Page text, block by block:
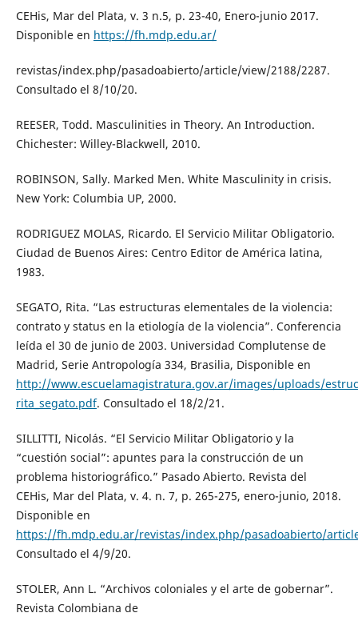
CEHis, Mar del Plata, v. 3 n.5, p. 23-40, Enero-junio 2017.
Disponible en https://fh.mdp.edu.ar/
revistas/index.php/pasadoabierto/article/view/2188/2287.
Consultado el 8/10/20.
REESER, Todd. Masculinities in Theory. An Introduction.
Chichester: Willey-Blackwell, 2010.
ROBINSON, Sally. Marked Men. White Masculinity in crisis.
New York: Columbia UP, 2000.
RODRIGUEZ MOLAS, Ricardo. El Servicio Militar Obligatorio.
Ciudad de Buenos Aires: Centro Editor de América latina,
1983.
SEGATO, Rita. “Las estructuras elementales de la violencia:
contrato y status en la etiología de la violencia”. Conferencia
leída el 30 de junio de 2003. Universidad Complutense de
Madrid, Serie Antropología 334, Brasilia, Disponible en
http://www.escuelamagistratura.gov.ar/images/uploads/
rita_segato.pdf. Consultado el 18/2/21.
SILLITTI, Nicolás. “El Servicio Militar Obligatorio y la
“cuestión social”: apuntes para la construcción de un
problema historiográfico.” Pasado Abierto. Revista del
CEHis, Mar del Plata, v. 4. n. 7, p. 265-275, enero-junio, 2018.
Disponible en
https://fh.mdp.edu.ar/revistas/index.php/pasadoabierto/
Consultado el 4/9/20.
STOLER, Ann L. “Archivos coloniales y el arte de gobernar”.
Revista Colombiana de